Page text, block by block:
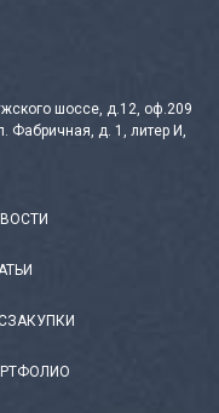
шоссе, д.12, оф.209
Фабричная, д. 1, литер И,